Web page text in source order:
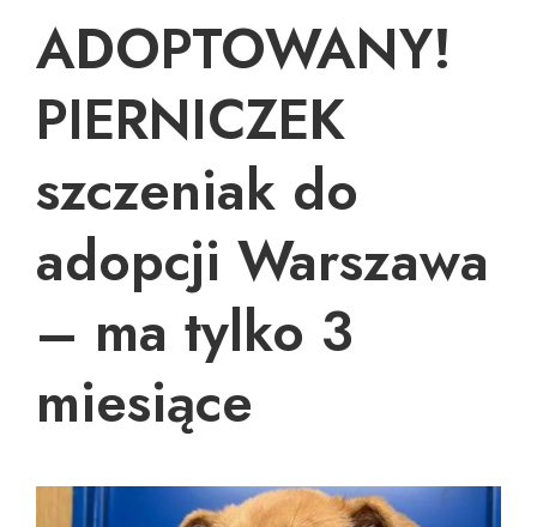
ADOPTOWANY!
PIERNICZEK
szczeniak do
adopcji Warszawa
– ma tylko 3
miesiące